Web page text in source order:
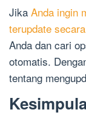
Jika Anda ingin
terupdate
Anda dan cari
otomatis.
tentang